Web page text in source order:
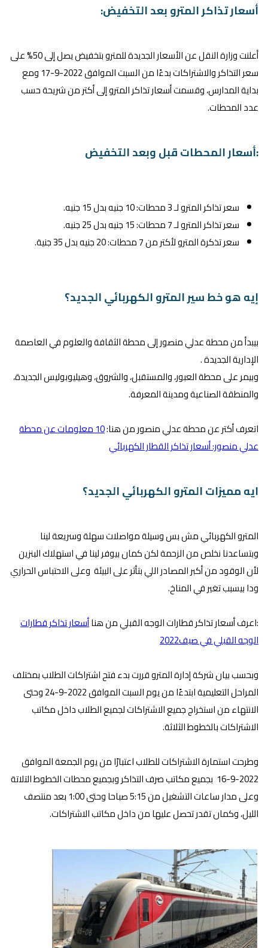
أسعار تذاكر المترو بعد التخفيض:
أعلنت وزارة النقل عن الأسعار الجديدة للمترو بتخفيض يصل إلى 50% على
سعر التذاكر والاشتراكات بدءًا من السبت الموافق 2022-9-17 ومع
بداية المدارس، وقسمت أسعار تذاكر المترو إلى أكتر من شريحة حسب
عدد المحطات.
:أسعار المحطات قبل وبعد التخفيض
سعر تذاكر المترو لـ 3 محطات: 10 جنيه بدل 15 جنيه.
سعر تذاكر المترو لـ 7 محطات: 15 جنيه بدل 25 جنيه.
سعر تذكرة المترو لأكتر من 7 محطات: 20 جنيه بدل 35 جنية.
إيه هو خط سير المترو الكهربائي الجديد؟
بيبدأ من محطة عدلي منصور إلى محطة الثقافة والعلوم في العاصمة
الإدارية الجديدة .
وبيمر على محطة العبور، والمستقبل، والشروق، وهيليوبوليس الجديدة،
والمنطقة الصناعية ومدينة المعرفة.
اتعرف أكتر عن محطة عدلي منصور من هنا:
10 معلومات عن محطة
عدلي منصور: أسعار تذاكر القطار الكهربائي
ايه مميزات المترو الكهربائي الجديد؟
المترو الكهربائي مش بس وسيلة مواصلات سهلة وسريعة لينا
وبتساعدنا نخلص من الزحمة لكن كمان بيوفر لينا في استهلاك البنزين
لأن الوقود من أكبر المصادر اللي بتأثر على البيئة وعلى الاحتباس الحراري
ودا بيسبب تغير في المناخ.
:اعرف أسعار تذاكر قطارات الوجه القبلي من هناأسعار تذاكر قطارات
الوجه القبلي في صيف2022
وبحسب بيان شركة إدارة المترو قررت بدء فتح اشتراكات الطلاب بمختلف
المراحل التعليمية ابتدءًا من يوم السبت الموافق 2022-9-24 وحتى
الانتهاء من استخراج جميع الاشتراكات لجميع الطلاب داخل مكاتب
الاشتراكات بالخطوط الثلاثة.
وطرحت استمارة الاشتراكات للطلاب اعتبارًا من يوم الجمعة الموافق
2022-9-16 بجميع مكاتب صرف التذاكر وبجميع محطات الخطوط التلاتة
وعلى مدار ساعات التشغيل من 5:15 صباحا وحتى 1:00 بعد منتصف
الليل، وكمان تقدر تحصل عليها من داخل مكاتب الاشتراكات.